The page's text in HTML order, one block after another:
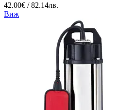
42.00€ / 82.14лв.
Виж